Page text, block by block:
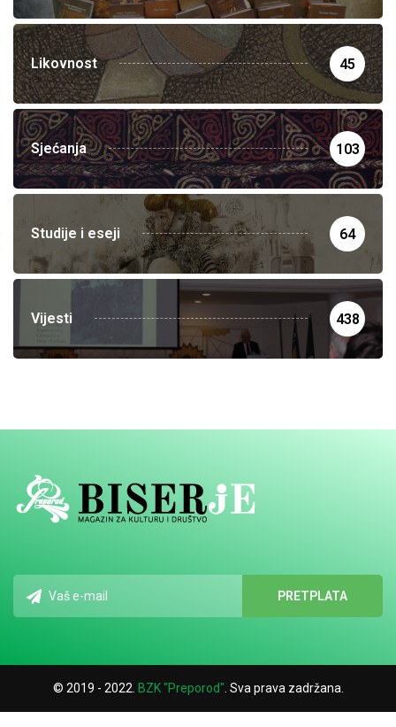
Likovnost 45
Sjećanja 103
Studije i eseji 64
Vijesti 438
© 2019 - 2022. BZK "Preporod" . Sva prava zadržana.